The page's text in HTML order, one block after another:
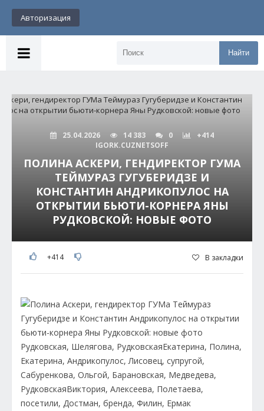
Авторизация
Найти
25.04.2026 14 383 0
+414
IGORK.CUZNETSOFF
ПОЛИНА АСКЕРИ, ГЕНДИРЕКТОР ГУМА
ТЕЙМУРАЗ ГУГУБЕРИДЗЕ И
КОНСТАНТИН АНДРИКОПУЛОС НА
ОТКРЫТИИ БЬЮТИ-КОРНЕРА ЯНЫ
РУДКОВСКОЙ: НОВЫЕ ФОТО
+414 В закладки